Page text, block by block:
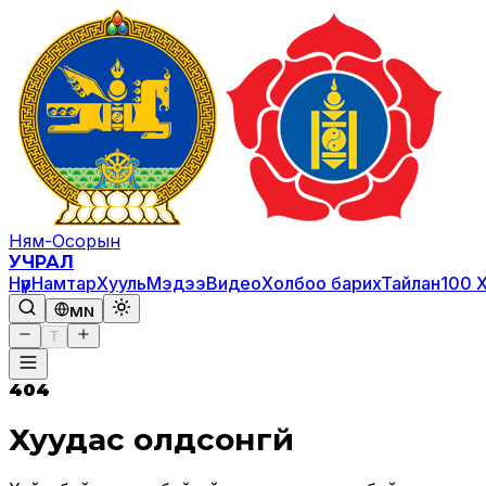
Ням-Осорын
УЧРАЛ
НүүрНамтарХуульМэдээВидеоХолбоо барихТайлан100
MN
T
404
Хуудас олдсонгүй